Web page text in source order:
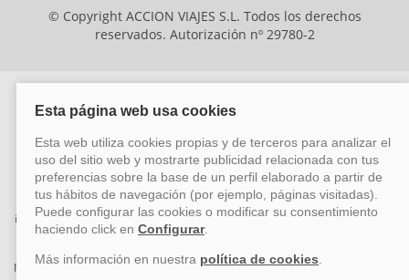
© Copyright ACCION VIAJES S.L. Todos los derechos
reservados. Autorización nº 29780-2
ACCION VIAJES SL ha sido beneficiaria del Fondo Europeo de Desarrollo
Regional (FEDER), cuyo objetivo es mejorar la competitividad de las pymes
mediante el impulso de la innovación, el desarrollo tecnológico, la
investigación de calidad y el uso seguro y fiable del ciberespacio. Gracias a
esta financiación, la empresa ha puesto en marcha un Plan de Acción
promoviendo la innovación y la ciberseguridad. Para ello, ha contado con el